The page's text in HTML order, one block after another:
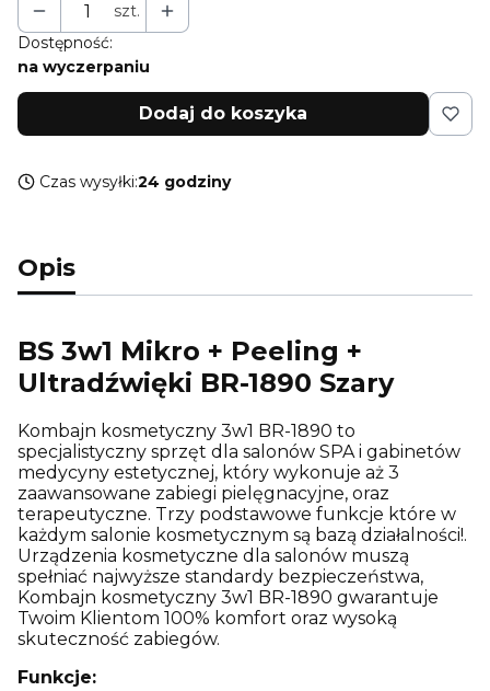
szt.
Dostępność:
na wyczerpaniu
Dodaj do koszyka
Czas wysyłki:24 godziny
Opis
BS 3w1 Mikro + Peeling +
Ultradźwięki BR-1890 Szary
Kombajn kosmetyczny 3w1 BR-1890 to
specjalistyczny sprzęt dla salonów SPA i gabinetów
medycyny estetycznej, który wykonuje aż 3
zaawansowane zabiegi pielęgnacyjne, oraz
terapeutyczne. Trzy podstawowe funkcje które w
każdym salonie kosmetycznym są bazą działalności!.
Urządzenia kosmetyczne dla salonów muszą
spełniać najwyższe standardy bezpieczeństwa,
Kombajn kosmetyczny 3w1 BR-1890 gwarantuje
Twoim Klientom 100% komfort oraz wysoką
skuteczność zabiegów.
Funkcje: